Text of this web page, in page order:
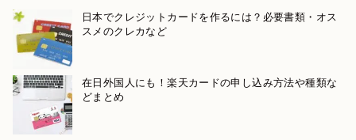
日本でクレジットカードを作るには？必要書類・オス
スメのクレカなど
在日外国人にも！楽天カードの申し込み方法や種類な
どまとめ